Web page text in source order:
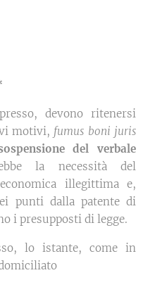
devono ritenersi
motivi, fumus boni juris
del verbale
la necessità del
illegittima e,
punti dalla patente di
i presupposti di legge.
lo istante, come in